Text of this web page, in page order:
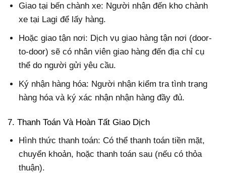
Giao tại bến chành xe: Người nhận đến kho chành
xe tại Lagi để lấy hàng.
Hoặc giao tận nơi: Dịch vụ giao hàng tận nơi (door-
to-door) sẽ có nhân viên giao hàng đến địa chỉ cụ
thể do người gửi yêu cầu.
Ký nhận hàng hóa: Người nhận kiểm tra tình trạng
hàng hóa và ký xác nhận nhận hàng đầy đủ.
7. Thanh Toán Và Hoàn Tất Giao Dịch
Hình thức thanh toán: Có thể thanh toán tiền mặt,
chuyển khoản, hoặc thanh toán sau (nếu có thỏa
thuận).